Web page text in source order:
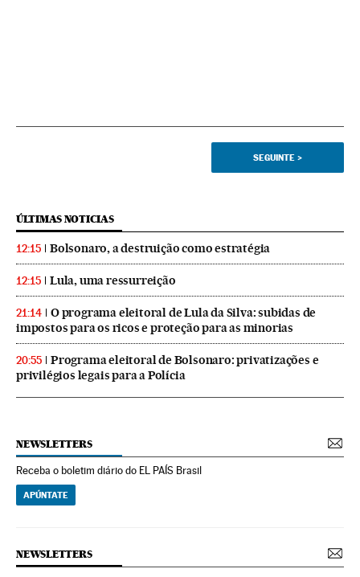
SEGUINTE >
ÚLTIMAS NOTICIAS
12:15 Bolsonaro, a destruição como estratégia
12:15 Lula, uma ressurreição
21:14
O programa eleitoral de Lula da Silva: subidas de
impostos para os ricos e proteção para as minorias
20:55
Programa eleitoral de Bolsonaro: privatizações e
privilégios legais para a Polícia
NEWSLETTERS
Receba o boletim diário do EL PAÍS Brasil
APÚNTATE
NEWSLETTERS